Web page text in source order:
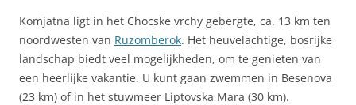
Komjatna ligt in het Chocske vrchy gebergte, ca. 13 km ten
noordwesten van Ruzomberok. Het heuvelachtige, bosrijke
landschap biedt veel mogelijkheden, om te genieten van
een heerlijke vakantie. U kunt gaan zwemmen in Besenova
(23 km) of in het stuwmeer Liptovska Mara (30 km).